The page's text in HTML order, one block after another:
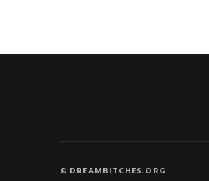
© DREAMBITCHES.ORG